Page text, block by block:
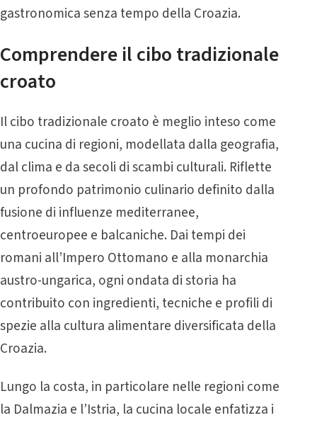
gastronomica senza tempo della Croazia.
Comprendere il cibo tradizionale
croato
Il cibo tradizionale croato è meglio inteso come
una cucina di regioni, modellata dalla geografia,
dal clima e da secoli di scambi culturali. Riflette
un profondo patrimonio culinario definito dalla
fusione di influenze mediterranee,
centroeuropee e balcaniche. Dai tempi dei
romani all’Impero Ottomano e alla monarchia
austro-ungarica, ogni ondata di storia ha
contribuito con ingredienti, tecniche e profili di
spezie alla cultura alimentare diversificata della
Croazia.
Lungo la costa, in particolare nelle regioni come
la Dalmazia e l’Istria, la cucina locale enfatizza i